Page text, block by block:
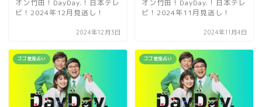
オン竹田！DayDay.！日本テレ
ビ！2024年12月見逃し！
2024年12月3日
オン竹田！DayDay.！日本テレ
ビ！2024年11月見逃し！
2024年11月4日
ゴゴ星座占い ゴゴ星座占い